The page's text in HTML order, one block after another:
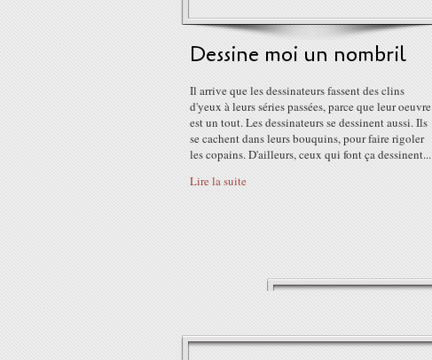
Dessine moi un nombril
Il arrive que les dessinateurs fassent des clins
d'yeux à leurs séries passées, parce que leur oeuvre
est un tout. Les dessinateurs se dessinent aussi. Ils
se cachent dans leurs bouquins, pour faire rigoler
les copains. D'ailleurs, ceux qui font ça dessinent...
Lire la suite